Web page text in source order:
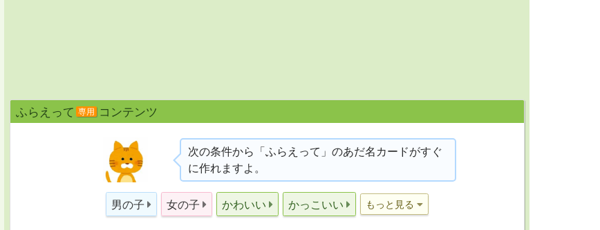
ふらえって 専用 コンテンツ
次の条件から「ふらえって」のあだ名カードがすぐ
に作れますよ。
男の子 女の子 かわいい かっこいい もっと見る